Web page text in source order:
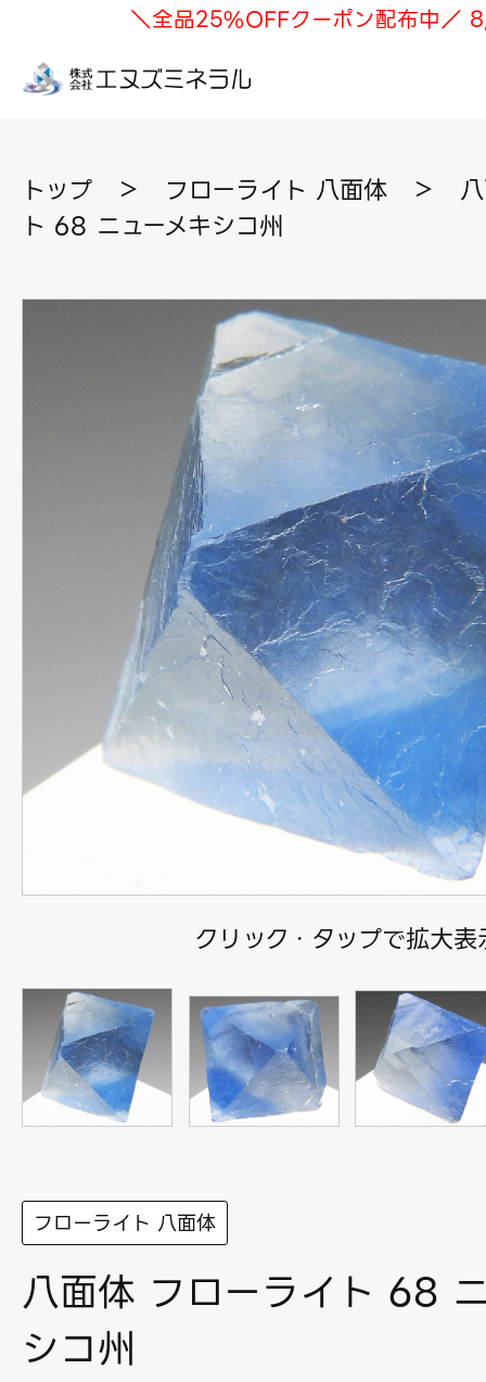
＼全品25%OFFクーポン配布中／
トップ ＞ フローライト 八面体 ＞
ト 68 ニューメキシコ州
クリック・タップで拡大表
フローライト 八面体
八面体 フローライト 68
シコ州